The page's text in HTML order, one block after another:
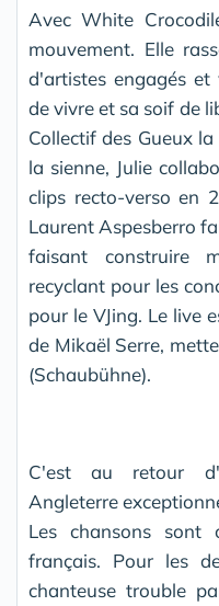
Avec White
mouvement. Elle
d'artistes engagés
de vivre et sa soif de
Collectif des Gueux
la sienne, Julie
clips recto-verso en
Laurent Aspesberro
faisant construire
recyclant pour les
pour le VJing. Le live
de Mikaël Serre,
(Schaubühne).
C'est au retour
Angleterre
Les chansons sont
français. Pour les
chanteuse trouble